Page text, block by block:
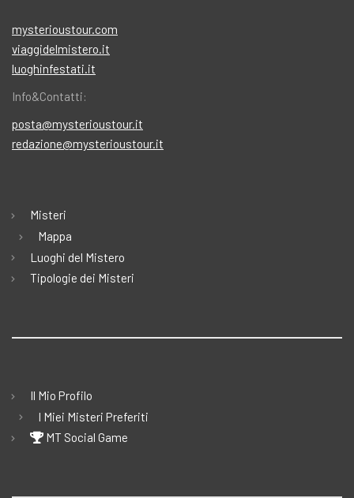
mysterioustour.com
viaggidelmistero.it
luoghinfestati.it
Info&Contatti:
posta@mysterioustour.it
redazione@mysterioustour.it
Misteri
Mappa
Luoghi del Mistero
Tipologie dei Misteri
Il Mio Profilo
I Miei Misteri Preferiti
MT Social Game